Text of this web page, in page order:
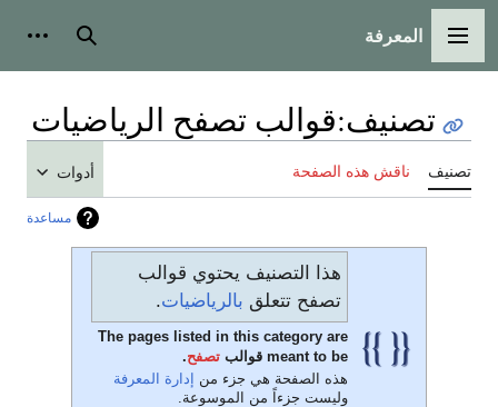
القائمة الرئيسية
المعرفة بحث
تصنيف:قوالب تصفح الرياضيات
تصنيف ناقش هذه الصفحة أدوات
مساعدة
هذا التصنيف يحتوي قوالب
تصفح تتعلق بالرياضيات.
The pages listed in this category are
meant to be قوالب
تصفح.
هذه الصفحة هي جزء من
إدارة المعرفة
وليست جزءاً من الموسوعة.